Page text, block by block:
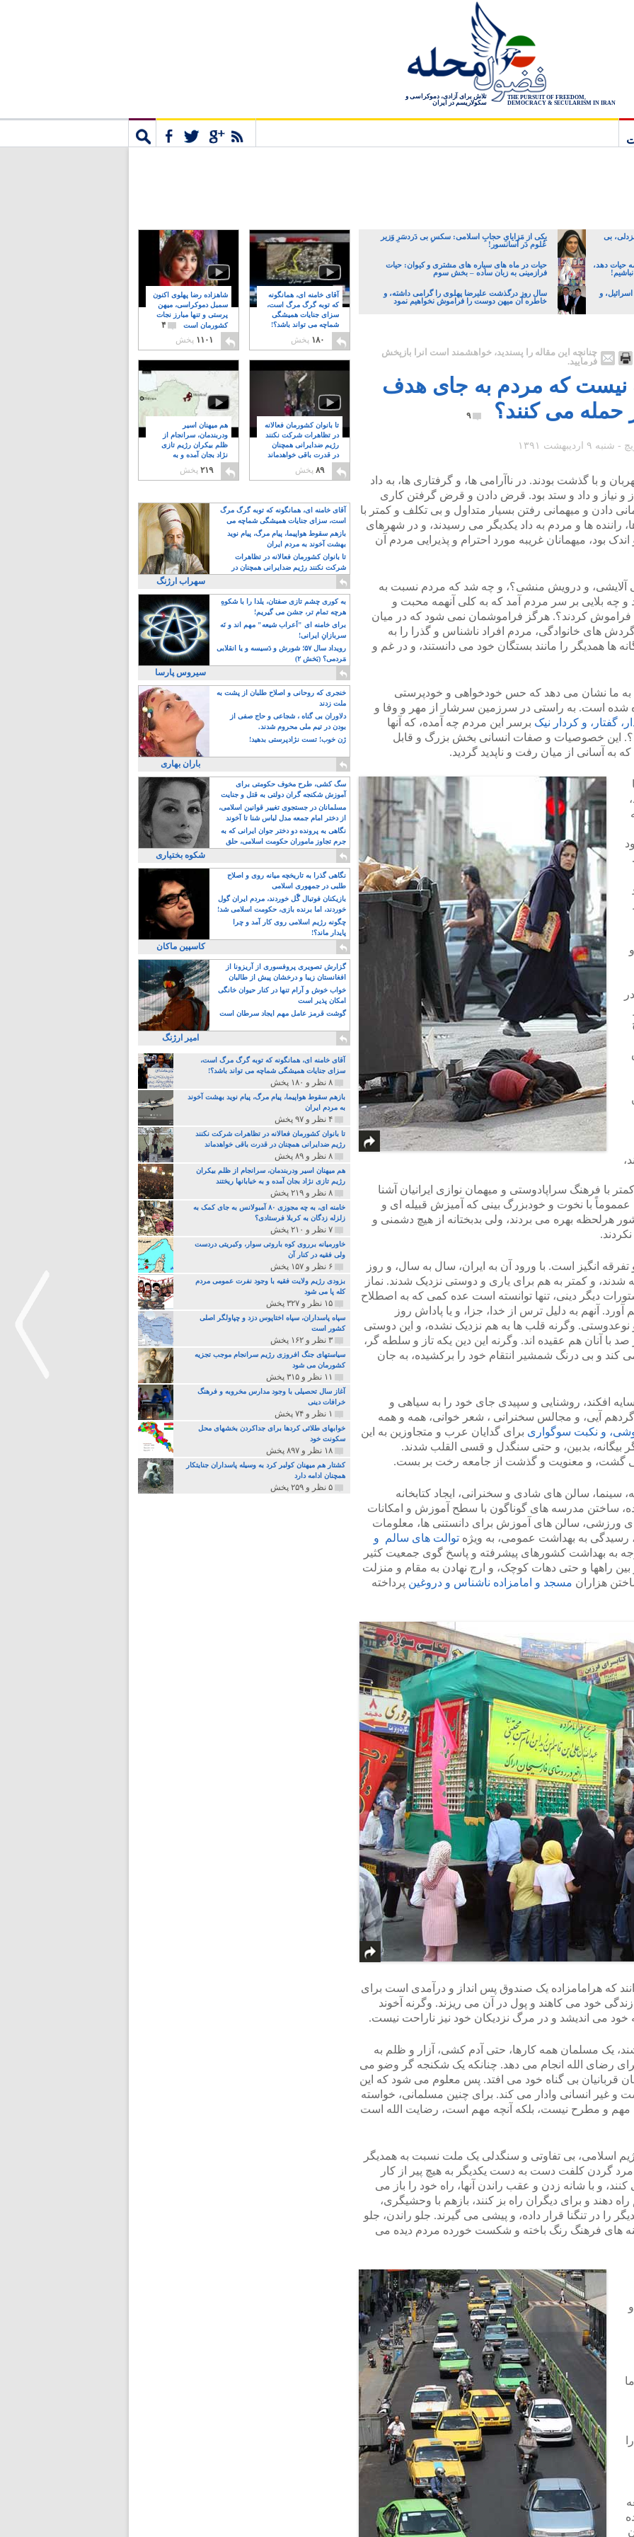
THE PURSUIT OF FREEDOM,
DEMOCRACY & SECULARISM IN IRAN
تلاش برای آزادی، دموکراسی و
سکولاریسم در ایران
بی
یکی از مَزایایِ حجابِ اسلامی: سکسِ بی دَردسَرِ وَزیر
عُلوم دَر آسانسور!
حیات دهد،
حیات در ماه های سیاره های مشتری و کیوان: حیات
فرازمینی به زبان ساده – بخش سوم
و
سال روز درگذشت علیرضا پهلوی را گرامی داشته، و
خاطره آن میهن دوست را فراموش نخواهیم نمود
چنانچه این مقاله را پسندید، خواهشمند است آنرا بازپخش
فرمایید.
نیست که مردم به جای هدف
حمله می کنند؟
۹
و با گذشت بودند. در ناآرامی ها، و گرفتاری ها، به داد
و نیاز و داد و ستد بود. قرض دادن و قرض گرفتن کاری
دادن و میهمانی رفتن بسیار متداول و بی تکلف و کمتر با
راننده ها و مردم به داد یکدیگر می رسیدند، و در شهرهای
بود، میهمانان غریبه مورد احترام و پذیرایی مردم آن
آلایشی، و درویش منشی؟، و چه شد که مردم نسبت به
و چه بلایی بر سر مردم آمد که به کلی آنهمه محبت و
فراموش کردند؟. هرگز فراموشمان نمی شود که در میان
گردش های خانوادگی، مردم افراد ناشناس و گذرا را به
ها همدیگر را مانند بستگان خود می دانستند، و در غم و
به ما نشان می دهد که حس خودخواهی و خودپرستی
شده است. به راستی در سرزمین سرشار از مهر و وفا و
گفتار، و کردار نیک برسر این مردم چه آمده، که آنها
این خصوصیات و صفات انسانی بخش بزرگ و قابل
به آسانی از میان رفت و ناپدید گردید.
با فرهنگ سراپادوستی و میهمان نوازی ایرانیان آشنا
عمموماً با نخوت و خودبزرگ بینی که آمیزش قبیله ای و
هرلحظه بهره می بردند، ولی بدبختانه از هیچ دشمنی و
انگیز است. با ورود آن به ایران، سال به سال، و روز
شدند، و کمتر به هم برای یاری و دوستی نزدیک شدند. نماز
دیگر دینی، تنها توانسته است عده کمی که به اصطلاح
آنهم به دلیل ترس از خدا، جزا، و یا پاداش روز
نوعدوستی. وگرنه قلب ها به هم نزدیک نشده، و این دوستی
آنان هم عقیده اند. وگرنه این دین یکه تاز و سلطه گر،
کند و بی درنگ شمشیر انتقام خود را برکشیده، به جان
افکند، روشنایی و سپیدی جای خود را به سیاهی و
آیی، و مجالس سخنرانی ، شعر خوانی، همه و همه
و نکبت سوگواری برای گدایان عرب و متجاوزین به این
بیگانه، بدبین، و حتی سنگدل و قسی القلب شدند.
گشت، و معنویت و گذشت از جامعه رخت بر بست.
سینما، سالن های شادی و سخنرانی، ایجاد کتابخانه
ساختن مدرسه های گوناگون با سطح آموزش و امکانات
ورزشی، سالن های آموزش برای دانستنی ها، معلومات
رسیدگی به بهداشت عمومی، به ویژه توالت های سالم و
به بهداشت کشورهای پیشرفته و پاسخ گوی جمعیت کثیر
در بین راهها و حتی دهات کوچک، و ارج نهادن به مقام و منزلت
هزاران مسجد و امامزاده ناشناس و دروغین پرداخته
که هرامامزاده یک صندوق پس انداز و درآمدی است برای
خود می کاهند و پول در آن می ریزند. وگرنه آخوند
می اندیشد و در مرگ نزدیکان خود نیز ناراحت نیست.
یک مسلمان همه کارها، حتی آدم کشی، آزار و ظلم به
رضای الله انجام می دهد. چنانکه یک شکنجه گر وضو می
قربانیان بی گناه خود می افتد. پس معلوم می شود که این
و غیر انسانی وادار می کند. برای چنین مسلمانی، خواسته
مهم و مطرح نیست، بلکه آنچه مهم است، رضایت الله است
رژیم اسلامی، بی تفاوتی و سنگدلی یک ملت نسبت به همدیگر
مرد گردن کلفت دست به دست یکدیگر به هیچ پیر از کار
و با شانه زدن و عقب راندن آنها، راه خود را باز می
دهند و برای دیگران راه بز کنند، بازهم با وحشیگری،
را در تنگنا قرار داده، و پیشی می گیرند. جلو راندن، جلو
های فرهنگ رنگ باخته و شکست خورده مردم دیده می
شاهزاده رضا پهلوی اکنون
سمبل دموکراسی، میهن
پرستی و تنها مبارز نجات
کشورمان است
۴
۱۱۰۱ پخش
آقای خامنه ای، همانگونه
که توبه گرگ مرگ است،
سزای جنایات همیشگی
شماچه می تواند باشد؟!
۸
۱۸۰ پخش
هم میهنان اسیر
ودربندمان، سرانجام از
ظلم بیکران رژیم تازی
نژاد بجان آمده و به
۲۱۹ پخش
تا بانوان کشورمان فعالانه
در تظاهرات شرکت نکنند
رژیم ضدایرانی همچنان
در قدرت باقی خواهدماند
۸
۸۹ پخش
آقای خامنه ای، همانگونه که توبه گرگ مرگ
است، سزای جنایات همیشگی شماچه می
تواند باشد؟!
بازهم سقوط هواپیما، پیام مرگ، پیام نوید
بهشت آخوند به مردم ایران
تا بانوان کشورمان فعالانه در تظاهرات
شرکت نکنند رژیم ضدایرانی همچنان در
قدرت باقی خواهدماند
سهراب ارژنگ
به کوری چشم تازی صفتان، یلدا را با شکوهِ
هرچه تمام تر، جشن می گیریم!
برای خامنه ای "اَعراب شیعه" مهم اند و نَه
سربازانِ ایرانی!
رویداد سال ۵۷؛ شورش و دَسیسه و یا انقلابی
مَردمی؟ (بَخش ۲)
سیروس پارسا
خنجری که روحانی و اصلاح طلبان از پشت به
ملت زدند
دلاوران بی گناه ، شجاعی و حاج صفی از
بودن در تیم ملی محروم شدند.
ژن خوب! تست نژادپرستی بدهید!
باران بهاری
سگ کشی، طرح مخوف حکومتی برای
آموزش شکنجه گران دولتی به قتل و جنایت
بیشتر
مسلمانان در جستجوی تغییر قوانین اسلامی،
از دختر امام جمعه مدل لباس شنا تا آخوند
مسلمان همجنسگرا!
نگاهی به پرونده دو دختر جوان ایرانی که به
جرم تجاوز ماموران حکومت اسلامی، حلق
آویز شدند!
شکوه بختیاری
نگاهی گذرا به تاریخچه میانه روی و اصلاح
طلبی در جمهوری اسلامی
بازیکنان فوتبال گًل خوردند، مردم ایران گول
خوردند، اما برنده بازی، حکومت اسلامی شد!
چگونه رژیم اسلامی روی کار آمد و چرا
پایدار ماند؟!
کاسپین ماکان
گزارش تصویری پروفسوری از آریزونا از
افغانستان زیبا و درخشان پیش از طالبان
خواب خوش و آرام تنها در کنار حیوان خانگی
امکان پذیر است
گوشت قرمز عامل مهم ایجاد سرطان است
امیر ارژنگ
آقای خامنه ای، همانگونه که توبه گرگ مرگ است،
سزای جنایات همیشگی شماچه می تواند باشد؟!
۸ نظر و ۱۸۰ پخش
بازهم سقوط هواپیما، پیام مرگ، پیام نوید بهشت آخوند
به مردم ایران
۴ نظر و ۹۷ پخش
تا بانوان کشورمان فعالانه در تظاهرات شرکت نکنند
رژیم ضدایرانی همچنان در قدرت باقی خواهدماند
۸ نظر و ۸۹ پخش
هم میهنان اسیر ودربندمان، سرانجام از ظلم بیکران
رژیم تازی نژاد بجان آمده و به خبابانها ریختند
۸ نظر و ۲۱۹ پخش
خامنه ای، به چه مجوزی ۸۰ آمبولانس به جای کمک به
زلزله زدگان به کربلا فرستادی؟
۷ نظر و ۲۱۰ پخش
خاورمیانه برروی کوه باروتی سوار، وکبریتی دردست
ولی فقیه در کنار آن
۶ نظر و ۱۵۷ پخش
بزودی رژیم ولایت فقیه با وجود نفرت عمومی مردم
کله پا می شود
۱۵ نظر و ۳۲۷ پخش
سپاه پاسداران، سپاه اختاپوس دزد و چپاولگر اصلی
کشور است
۳ نظر و ۱۶۲ پخش
سیاستهای جنگ افروزی رژیم سرانجام موجب تجزیه
کشورمان می شود
۱۱ نظر و ۳۱۵ پخش
آغاز سال تحصیلی با وجود مدارس مخروبه و فرهنگ
خرافات دینی
۱ نظر و ۷۴ پخش
خوابهای طلائی کردها برای جداکردن بخشهای محل
سکونت خود
۱۸ نظر و ۸۹۷ پخش
کشتار هم میهنان کولبر کرد به وسیله پاسداران جنایتکار
همچنان ادامه دارد
۵ نظر و ۲۵۹ پخش